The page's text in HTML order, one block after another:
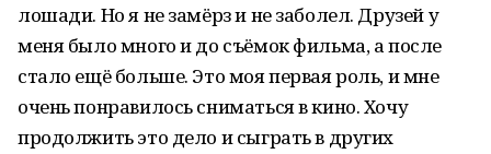
лошади. Но я не замёрз и не заболел. Друзей у
меня было много и до съёмок фильма, а после
стало ещё больше. Это моя первая роль, и мне
очень понравилось сниматься в кино. Хочу
продолжить это дело и сыграть в других